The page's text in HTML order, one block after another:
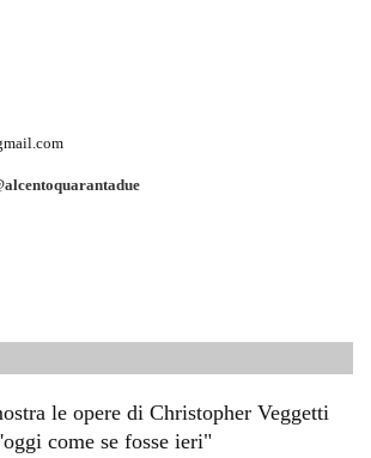
le opere di Christopher Veggetti
come se fosse ieri"